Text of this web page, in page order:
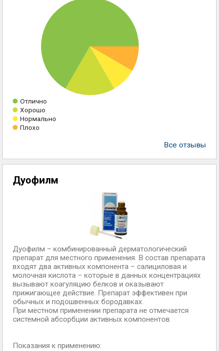
Отлично
Хорошо
Нормально
Плохо
Все отзывы
Дуофилм
Дуофилм – комбинированный дерматологический
препарат для местного применения. В состав препарата
входят два активных компонента – салициловая и
молочная кислота – которые в данных концентрациях
вызывают коагуляцию белков и оказывают
прижигающее действие. Препарат эффективен при
обычных и подошвенных бородавках.
При местном применении препарата не отмечается
системной абсорбции активных компонентов.
Показания к применению: